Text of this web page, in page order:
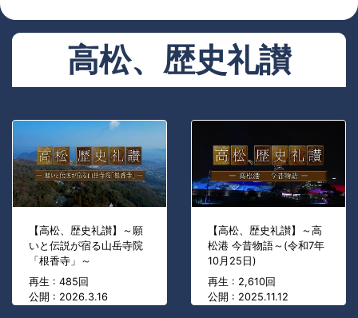
高松、歴史礼讃
【高松、歴史礼讃】～願
いと伝説が宿る山岳寺院
「根香寺」～
再生 : 485回
公開 : 2026.3.16
【高松、歴史礼讃】～高
松港 今昔物語～(令和7年
10月25日)
再生 : 2,610回
公開 : 2025.11.12